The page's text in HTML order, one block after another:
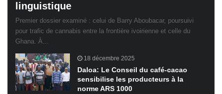
linguistique
Premier dossier examiné : celui de Barry Aboubacar, poursuivi
pour trafic de cannabis entre la frontière ivoirienne et celle du
Ghana. À…
18 décembre 2025
Daloa: Le Conseil du café-cacao
sensibilise les producteurs à la
norme ARS 1000